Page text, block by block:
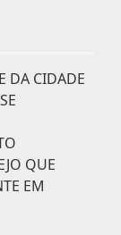
DA CIDADE
QUE
EM